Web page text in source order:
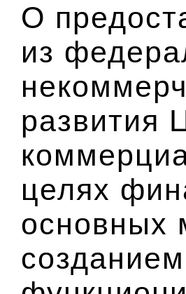
О
из
развития
целях
основных